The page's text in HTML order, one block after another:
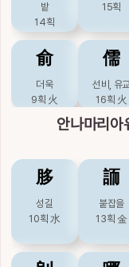
莉
말리
11획木
바지락개랑
13획水
貍
너구리
邐
연할
魑
도깨비
21획 火
鯉
잉어, 편지
18획 水
婀
아리따울
11획土
婭
동서
11획土
庌
집, 대청, 덮을
我
나
猗
어조사
玡
땅이름
밭
14획
15획
俞
더욱
9획 火
儒
선비, 유
16획 火
오직
11획 水
喩
효유할
12획水
婑
날씬할
婾
훔칠
안나마리아
䏧
성길
10획 水
䛔
붙잡을
13획 金